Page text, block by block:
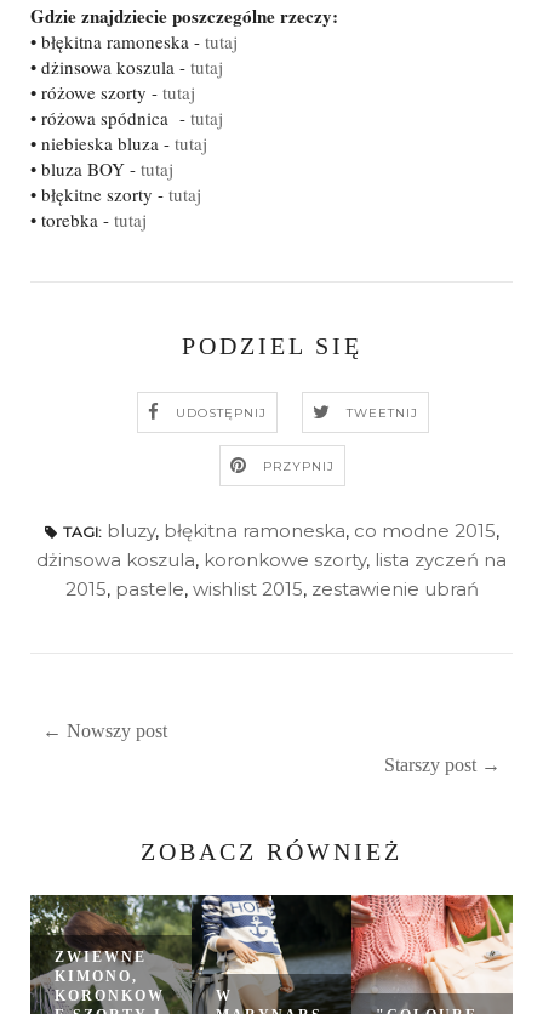
Gdzie znajdziecie poszczególne rzeczy:
• błękitna ramoneska - tutaj
• dżinsowa koszula - tutaj
• różowe szorty - tutaj
• różowa spódnica - tutaj
• niebieska bluza - tutaj
• bluza BOY - tutaj
• błękitne szorty - tutaj
• torebka - tutaj
PODZIEL SIĘ
UDOSTĘPNIJ TWEETNIJ
PRZYPNIJ
TAGI: bluzy, błękitna ramoneska, co modne 2015,
dżinsowa koszula, koronkowe szorty, lista zyczeń na
2015, pastele, wishlist 2015, zestawienie ubrań
← Nowszy post
Starszy post →
ZOBACZ RÓWNIEŻ
ZWIEWNE
KIMONO,
KORONKOW
W